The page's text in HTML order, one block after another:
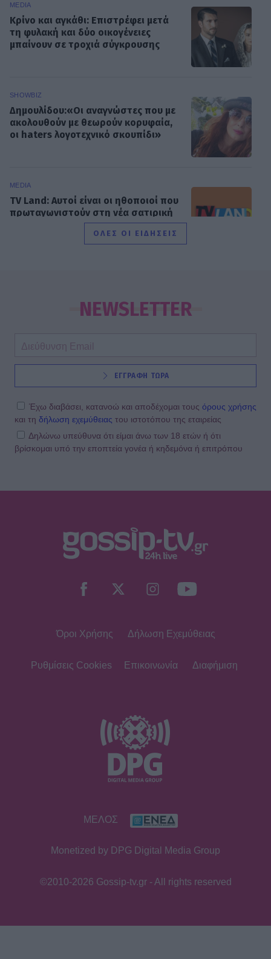
MEDIA
Κρίνο και αγκάθι: Επιστρέφει μετά
τη φυλακή και δύο οικογένειες
μπαίνουν σε τροχιά σύγκρουσης
SHOWBIZ
Δημουλίδου:«Οι αναγνώστες που με
ακολουθούν με θεωρούν κορυφαία,
οι haters λογοτεχνικό σκουπίδι»
MEDIA
TV Land: Αυτοί είναι οι ηθοποιοί που
πρωταγωνιστούν στη νέα σατιρική
κωμωδία της ΕΡΤ
και τον κάνω δύναμη
HOLLYWOOD
Νταγκ και Τζούλι Πιτ: Τα αδέλφια του
αλλιώτικη ζωή! Με τι ασχολούνται
SHOWBIZ
Λάμπρος Κωνσταντάρας: Τα πρώτα
του-«Xωρίς εσένα, σαν να μην είναι
Μοιραράκη
Άννα Πρέλεβιτς: Με τις δίδυμες κόρες
της στο σπίτι - Το όμορφο
«Εκείνες… κι εγώ»: Η τρυφερή
την κόρη και τη σύζυγό του
ΟΛΕΣ ΟΙ ΕΙΔΗΣΕΙΣ
NEWSLETTER
ΕΓΓΡΑΦΗ ΤΩΡΑ
Έχω διαβάσει, κατανοώ και αποδέχομαι τους όρους χρήσης
και τη δήλωση εχεμύθειας του ιστοτόπου της εταιρείας
Δηλώνω υπεύθυνα ότι είμαι άνω των 18 ετών ή ότι
βρίσκομαι υπό την εποπτεία γονέα ή κηδεμόνα ή επιτρόπου
Όροι Χρήσης Δήλωση Εχεμύθειας
Ρυθμίσεις Cookies Επικοινωνία Διαφήμιση
ΜΕΛΟΣ
Monetized by DPG Digital Media Group
©2010-2026 Gossip-tv.gr - All rights reserved